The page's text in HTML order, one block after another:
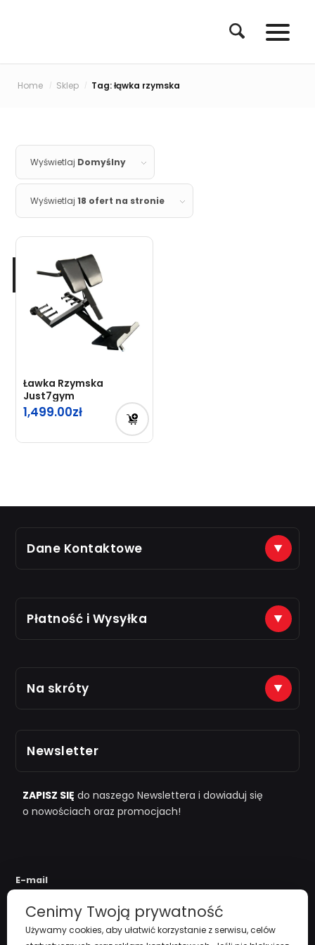
Home / Sklep / Tag: łąwka rzymska
Wyświetlaj Domyślny
Wyświetlaj18 ofert na stronie
Ławka Rzymska
Just7gym
1,499.00
Dane Kontaktowe
(+48) 888 561 463
na e-maile odpisujemy od 8.00 do 16.00
Płatność i Wysyłka
Just7Gym
i "przy zamówieniu powyżej 1000zł
Na skróty
Zarejestruj się
Regulamin
Newsletter
ZAPISZ SIĘ do naszego Newslettera i dowiaduj się
o nowościach oraz promocjach!
E-mail
Cenimy Twoją prywatność
Używamy cookies, aby ułatwić korzystanie z serwisu, celów